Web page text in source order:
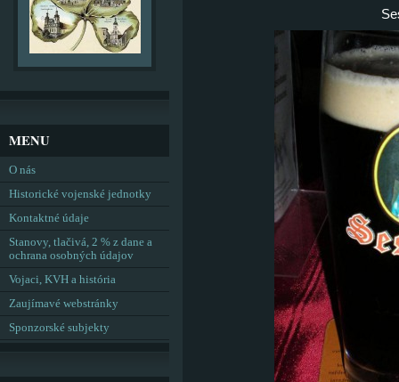
MENU
O nás
Historické vojenské jednotky
Kontaktné údaje
Stanovy, tlačivá, 2 % z dane a
ochrana osobných údajov
Vojaci, KVH a história
Zaujímavé webstránky
Sponzorské subjekty